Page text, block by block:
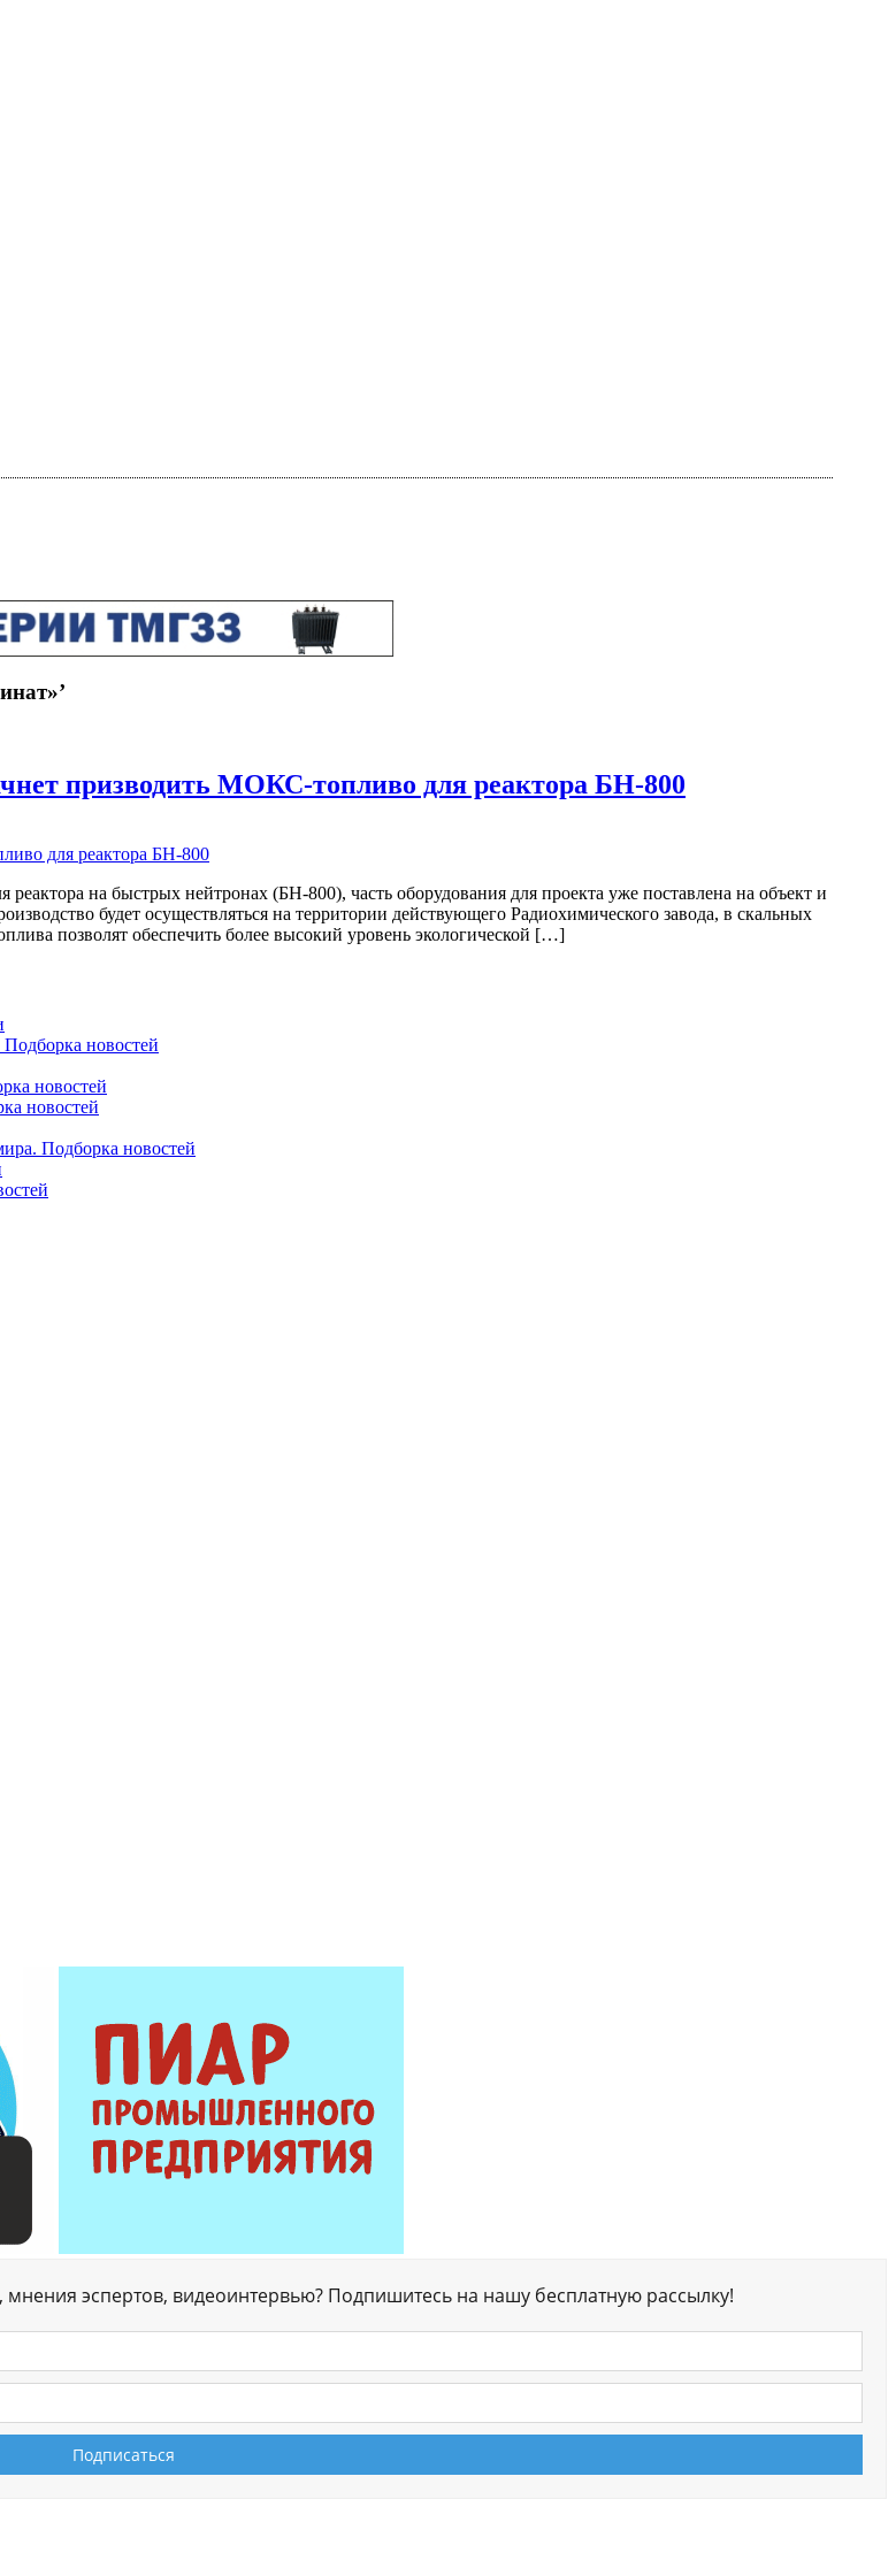
призводить МОКС-топливо для реактора БН-800
на быстрых нейтронах (БН-800), часть оборудования для проекта уже поставлена на объект и
будет осуществляться на территории действующего Радиохимического завода, в скальных
позволят обеспечить более высокий уровень экологической […]
новостей
новостей
новостей
Подборка новостей
мнения эспертов, видеоинтервью? Подпишитесь на нашу бесплатную рассылку!